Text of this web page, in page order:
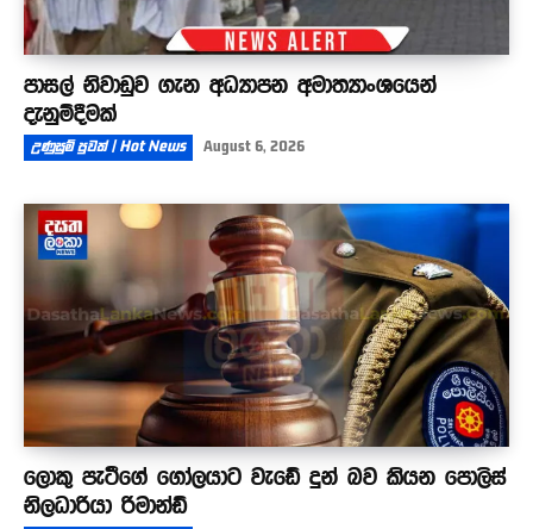
පාසල් නිවාඩුව ගැන අධ්‍යාපන අමාත්‍යාංශයෙන්
දැනුම්දීමක්
උණුසුම් පුවත් | Hot News August 6, 2026
ලොකු පැටීගේ ගෝලයාට වැඩේ දුන් බව කියන පොලිස්
නිලධාරියා රිමාන්ඩ්